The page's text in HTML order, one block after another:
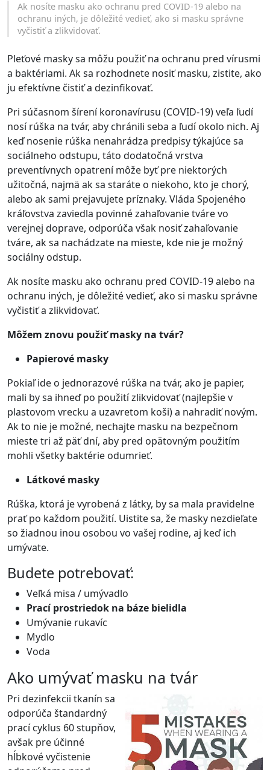
Ak nosíte masku ako ochranu pred COVID-19 alebo na
ochranu iných, je dôležité vedieť, ako si masku správne
vyčistiť a zlikvidovať.
Pleťové masky sa môžu použiť na ochranu pred vírusmi
a baktériami. Ak sa rozhodnete nosiť masku, zistite, ako
ju efektívne čistiť a dezinfikovať.
Pri súčasnom šírení koronavírusu (COVID-19) veľa ľudí
nosí rúška na tvár, aby chránili seba a ľudí okolo nich. Aj
keď nosenie rúška nenahrádza predpisy týkajúce sa
sociálneho odstupu, táto dodatočná vrstva
preventívnych opatrení môže byť pre niektorých
užitočná, najmä ak sa staráte o niekoho, kto je chorý,
alebo ak sami prejavujete príznaky. Vláda Spojeného
kráľovstva zaviedla povinné zahaľovanie tváre vo
verejnej doprave, odporúča však nosiť zahaľovanie
tváre, ak sa nachádzate na mieste, kde nie je možný
sociálny odstup.
Ak nosíte masku ako ochranu pred COVID-19 alebo na
ochranu iných, je dôležité vedieť, ako si masku správne
vyčistiť a zlikvidovať.
Môžem znovu použiť masky na tvár?
Papierové masky
Pokiaľ ide o jednorazové rúška na tvár, ako je papier,
mali by sa ihneď po použití zlikvidovať (najlepšie v
plastovom vrecku a uzavretom koši) a nahradiť novým.
Ak to nie je možné, nechajte masku na bezpečnom
mieste tri až päť dní, aby pred opätovným použitím
mohli všetky baktérie odumrieť.
Látkové masky
Rúška, ktorá je vyrobená z látky, by sa mala pravidelne
prať po každom použití. Uistite sa, že masky nezdieľate
so žiadnou inou osobou vo vašej rodine, aj keď ich
umývate.
Budete potrebovať:
Veľká misa / umývadlo
Prací prostriedok na báze bielidla
Umývanie rukavíc
Mydlo
Voda
Ako umývať masku na tvár
Pri dezinfekcii tkanín sa
odporúča štandardný
prací cyklus 60 stupňov,
avšak pre účinné
hĺbkové vyčistenie